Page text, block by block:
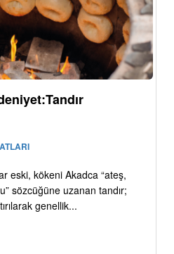
eski, kökeni Akadca “ateş,
sözcüğüne uzanan tandır;
genellik...